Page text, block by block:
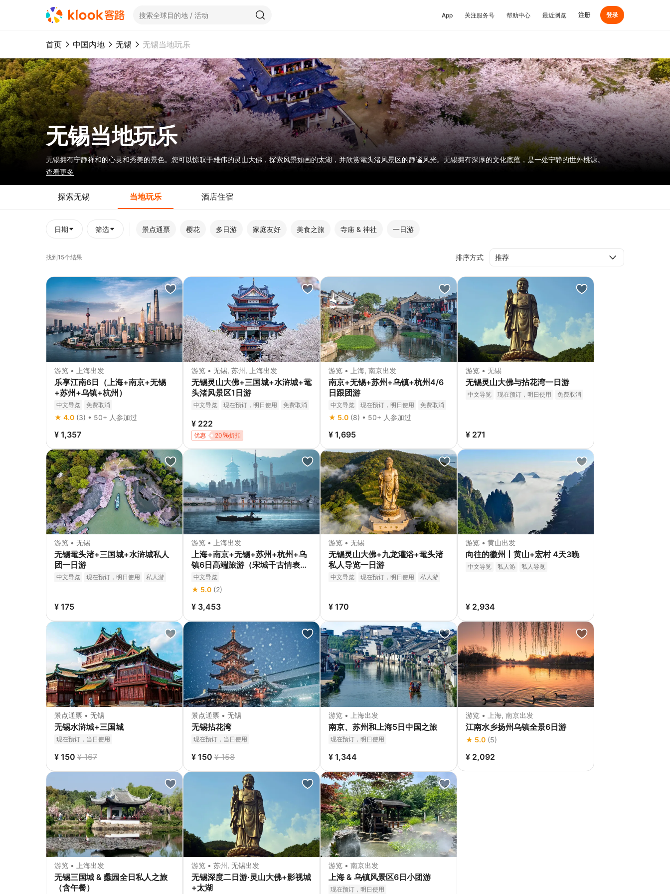
App 关注服务号 帮助中心 最近浏览 注册 登录
首页 中国内地 无锡 无锡当地玩乐
无锡当地玩乐
无锡拥有宁静祥和的心灵和秀美的景色。您可以惊叹于雄伟的灵山大佛，探索风景如画的太湖，并欣赏鼋头渚风景区的静谧风光。无锡拥有深厚的文化底蕴，是一处宁静的世外桃源。
查看更多
探索无锡 当地玩乐 酒店住宿
日期 筛选 景点通票 樱花 多日游 家庭友好 美食之旅 寺庙 & 神社 一日游
找到15个结果 排序方式
游览 • 上海出发
乐享江南6日（上海+南京+无锡
+苏州+乌镇+杭州）
中文导览 免费取消
★ 4.0 (3) • 50+ 人参加过
¥ 1,357
游览 • 无锡, 苏州, 上海出发
无锡灵山大佛+三国城+水浒城+鼋
头渚风景区1日游
中文导览 现在预订，明日使用
免费取消
¥ 222
20 折扣
优惠
游览 • 上海, 南京出发
南京+无锡+苏州+乌镇+杭州4/6
日跟团游
中文导览 现在预订，明日使用
免费取消
立即确认
★ 5.0 (8) • 50+ 人参加过
¥ 1,695
游览 • 无锡
无锡灵山大佛与拈花湾一日游
中文导览 现在预订，明日使用
免费取消
¥ 271
游览 • 无锡
无锡鼋头渚+三国城+水浒城私人
团一日游
中文导览 现在预订，明日使用
私人游
¥ 175
游览 • 上海出发
上海+南京+无锡+苏州+杭州+乌
镇6日高端旅游（宋城千古情表演
+全程5钻豪华酒店）
中文导览
★ 5.0 (2)
¥ 3,453
游览 • 无锡
无锡灵山大佛+九龙灌浴+鼋头渚
私人导览一日游
中文导览 现在预订，明日使用
私人游
¥ 170
游览 • 黄山出发
向往的徽州丨黄山+宏村 4天3晚
中文导览 私人游 私人导览
¥ 2,934
景点通票 • 无锡
无锡水浒城+三国城
现在预订，当日使用
¥ 150 ¥ 167
景点通票 • 无锡
无锡拈花湾
现在预订，当日使用
¥ 150 ¥ 158
游览 • 上海出发
南京、苏州和上海5日中国之旅
现在预订，明日使用
¥ 1,344
游览 • 上海, 南京出发
江南水乡扬州乌镇全景6日游
★ 5.0 (5)
¥ 2,092
游览 • 上海出发
无锡三国城 & 蠡园全日私人之旅
（含午餐）
游览 • 苏州, 无锡出发
无锡深度二日游·灵山大佛+影视城
+太湖
游览 • 南京出发
上海 & 乌镇风景区6日小团游
现在预订，明日使用